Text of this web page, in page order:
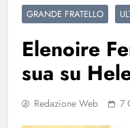
GRANDE FRATELLO
Elenoire
sua su
Redazione Web 7